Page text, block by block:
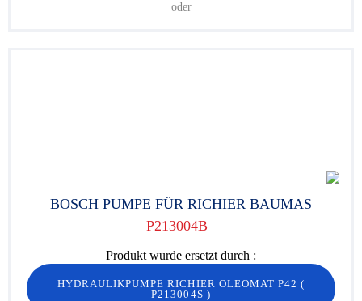
oder
BOSCH PUMPE FÜR RICHIER BAUMAS
P213004B
Produkt wurde ersetzt durch :
HYDRAULIKPUMPE RICHIER OLEOMAT P42 (
P213004S )